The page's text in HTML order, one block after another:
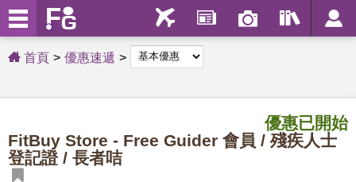
首頁 優惠速遞
優惠已開始
FitBuy Store - Free Guider 會員 / 殘疾人士
登記證 / 長者咭